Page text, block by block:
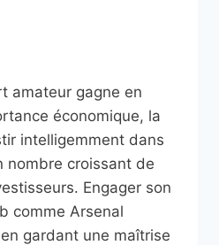
amateur gagne en
économique, la
intelligemment dans
nombre croissant de
Engager son
comme Arsenal
gardant une maîtrise